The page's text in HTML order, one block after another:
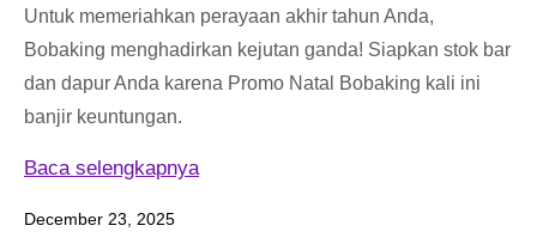
Untuk memeriahkan perayaan akhir tahun Anda,
Bobaking menghadirkan kejutan ganda! Siapkan stok bar
dan dapur Anda karena Promo Natal Bobaking kali ini
banjir keuntungan.
Baca selengkapnya
December 23, 2025